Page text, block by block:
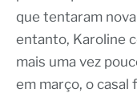
que tentaram
entanto, Karoline
mais uma vez
em março, o casal